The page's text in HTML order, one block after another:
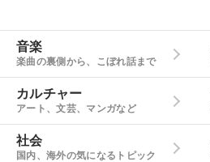
音楽
楽曲の裏側から、こぼれ話まで
カルチャー
アート、文芸、マンガなど
社会
国内、海外の気になるトピック